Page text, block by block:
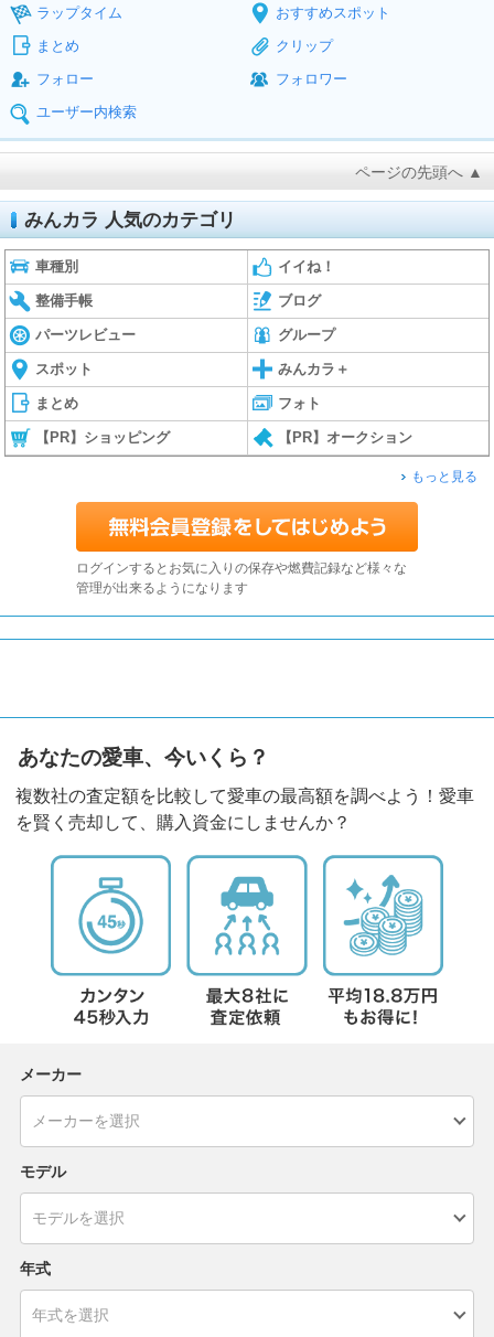
ラップタイム
おすすめスポット
まとめ
クリップ
フォロー
フォロワー
ユーザー内検索
ページの先頭へ ▲
みんカラ 人気のカテゴリ
車種別 イイね！
整備手帳 ブログ
パーツレビュー グループ
スポット みんカラ＋
まとめ フォト
【PR】ショッピング 【PR】オークション
もっと見る
ログインするとお気に入りの保存や燃費記録など様々な
管理が出来るようになります
あなたの愛車、今いくら？
複数社の査定額を比較して愛車の最高額を調べよう！愛車
を賢く売却して、購入資金にしませんか？
メーカー
モデル
年式